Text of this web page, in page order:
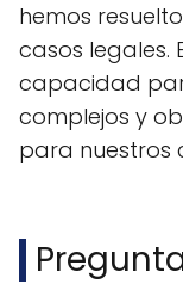
hemos
casos legales.
capacidad
complejos y
para nuestros